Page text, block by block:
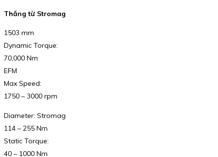
Thắng từ Stromag
1503 mm
Dynamic Torque:
70,000 Nm
EFM
Max Speed:
1750 – 3000 rpm
Diameter: Stromag
114 – 255 Nm
Static Torque:
40 – 1000 Nm